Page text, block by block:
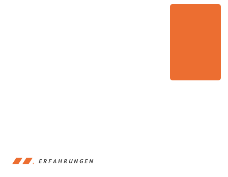
ERFAHRUNGEN